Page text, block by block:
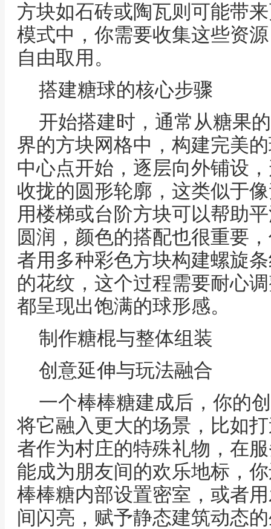
方块如石砖或陶瓦则可能带
模式中，你需要收集这些资
自由取用。
搭建糖球的核心步骤
开始搭建时，通常从糖果
界的方块网格中，构建完美
中心点开始，逐层向外铺设
收拢的圆形轮廓，这类似于
用楼梯或台阶方块可以帮助
圆润，颜色的搭配也很重要
者用多种彩色方块构建螺旋
的花纹，这个过程需要耐心
都呈现出饱满的球形感。
制作糖棍与整体组装
创意延伸与玩法融合
一个棒棒糖建成后，你的
将它融入更大的场景，比如
者作为村庄的特殊礼物，在
能成为朋友间的欢乐地标，
棒棒糖内部设置密室，或者
间闪亮，赋予静态建筑动态